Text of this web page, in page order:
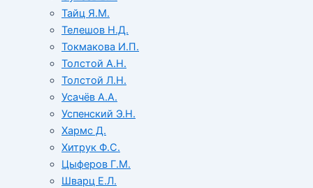
Тайц Я.М.
Телешов Н.Д.
Токмакова И.П.
Толстой А.Н.
Толстой Л.Н.
Усачёв А.А.
Успенский Э.Н.
Хармс Д.
Хитрук Ф.С.
Цыферов Г.М.
Шварц Е.Л.